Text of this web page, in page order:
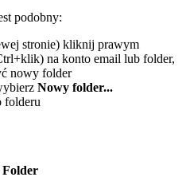
podobny:
stronie) kliknij prawym
na konto email lub folder,
nowy folder
Nowy folder...
folderu
Folder